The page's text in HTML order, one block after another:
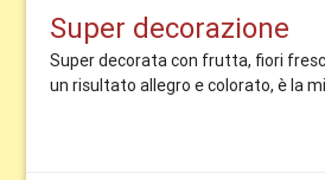
Super decorazione
Super decorata con frutta, fiori
un risultato allegro e colorato, è la